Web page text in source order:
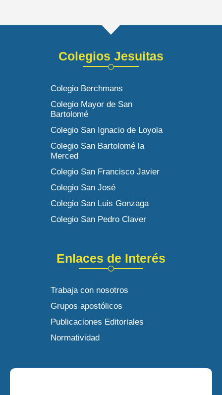
Colegios Jesuitas
Colegio Berchmans
Colegio Mayor de San
Bartolomé
Colegio San Ignacio de Loyola
Colegio San Bartolomé la
Merced
Colegio San Francisco Javier
Colegio San José
Colegio San Luis Gonzaga
Colegio San Pedro Claver
Enlaces de Interés
Trabaja con nosotros
Grupos apostólicos
Publicaciones Editoriales
Normatividad